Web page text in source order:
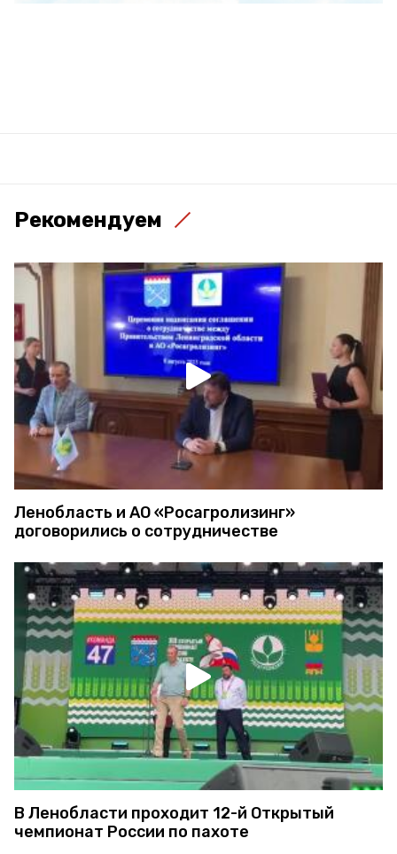
Рекомендуем
Ленобласть и АО «Росагролизинг»
договорились о сотрудничестве
В Ленобласти проходит 12-й Открытый
чемпионат России по пахоте